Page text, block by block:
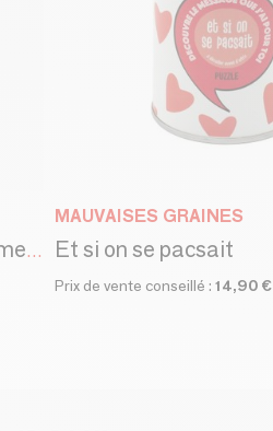
Bougie parfumée Monoï & Clémentine
MAUVAISES GRAINES
Et si on se pacsait
Prix de vente conseillé : 14,90 €